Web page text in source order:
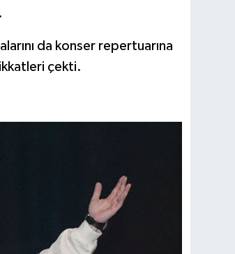
da konser repertuarına
çekti.